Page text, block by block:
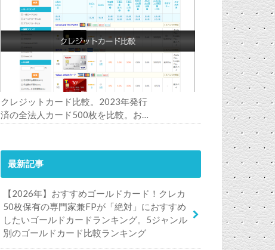
クレジットカード比較。2023年発行
済の全法人カード500枚を比較。お
最新記事
【2026年】おすすめゴールドカード！クレカ
50枚保有の専門家兼FPが「絶対」におすすめ
したいゴールドカードランキング。5ジャンル
別のゴールドカード比較ランキング